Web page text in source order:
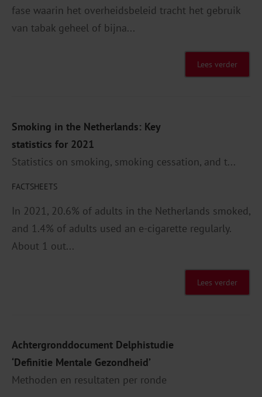
fase waarin het overheidsbeleid tracht het gebruik
van tabak geheel of bijna...
Lees verder
Smoking in the Netherlands: Key
statistics for 2021
Statistics on smoking, smoking cessation, and t...
FACTSHEETS
In 2021, 20.6% of adults in the Netherlands smoked,
and 1.4% of adults used an e-cigarette regularly.
About 1 out...
Lees verder
Achtergronddocument Delphistudie
‘Definitie Mentale Gezondheid’
Methoden en resultaten per ronde